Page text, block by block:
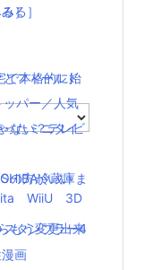
る］
］
フィールド
ない？テレビ
の方がいい
もう変更出来
で本格的に始
たミニタイ
冷蔵庫ま
スタンブラー4
パー／人気
WiiU
3D
画